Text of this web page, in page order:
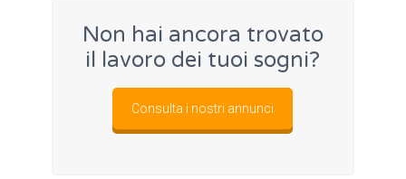
Non hai ancora trovato
il lavoro dei tuoi sogni?
Consulta i nostri annunci